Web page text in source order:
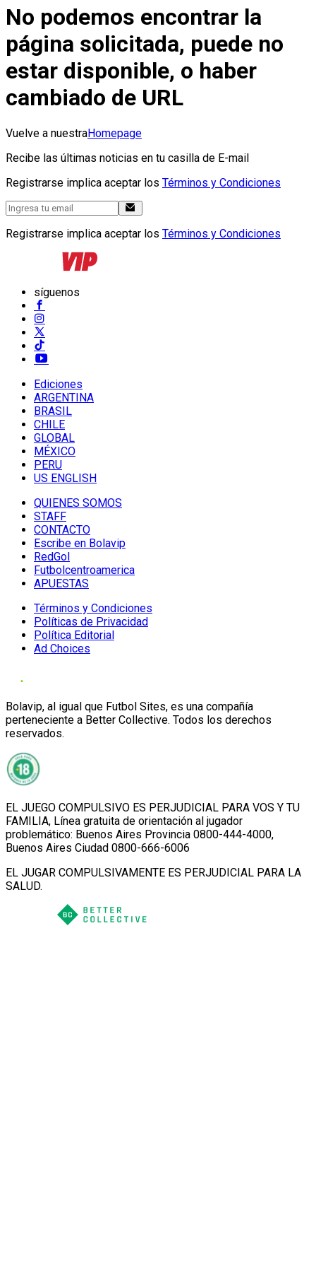
No podemos encontrar la
página solicitada, puede no
estar disponible, o haber
cambiado de URL
Vuelve a nuestraHomepage
Recibe las últimas noticias en tu casilla de E-mail
Registrarse implica aceptar los Términos y Condiciones
Registrarse implica aceptar los Términos y Condiciones
síguenos
Ediciones
ARGENTINA
BRASIL
CHILE
GLOBAL
MÉXICO
PERU
US ENGLISH
QUIENES SOMOS
STAFF
CONTACTO
Escribe en Bolavip
RedGol
Futbolcentroamerica
APUESTAS
Términos y Condiciones
Políticas de Privacidad
Política Editorial
Ad Choices
Bolavip, al igual que Futbol Sites, es una compañía
perteneciente a Better Collective. Todos los derechos
reservados.
EL JUEGO COMPULSIVO ES PERJUDICIAL PARA VOS Y TU
FAMILIA, Línea gratuita de orientación al jugador
problemático: Buenos Aires Provincia 0800-444-4000,
Buenos Aires Ciudad 0800-666-6006
EL JUGAR COMPULSIVAMENTE ES PERJUDICIAL PARA LA
SALUD.